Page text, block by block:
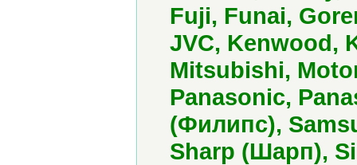
Fuji, Funai,
JVC, Kenwood,
Mitsubishi,
Panasonic,
(Филипс),
Sharp (Шарп),